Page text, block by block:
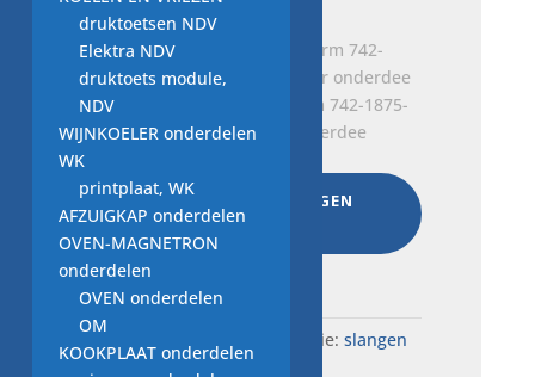
aanvoer leiding sproeiarm 742-1875-
70, Bosch vaatwasser onderdee
AAN WINKELWAGEN
TOEVOEGEN
Total:
Categorie: slangen
VW
druktoetsen NDV
Elektra NDV
druktoets module,
NDV
WIJNKOELER onderdelen
WK
printplaat, WK
AFZUIGKAP onderdelen
OVEN-MAGNETRON
onderdelen
OVEN onderdelen
OM
KOOKPLAAT onderdelen